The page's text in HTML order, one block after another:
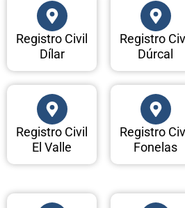
Registro Civil
Dílar
Registro
Dúrcal
Registro Civil
El Valle
Registro
Fonelas